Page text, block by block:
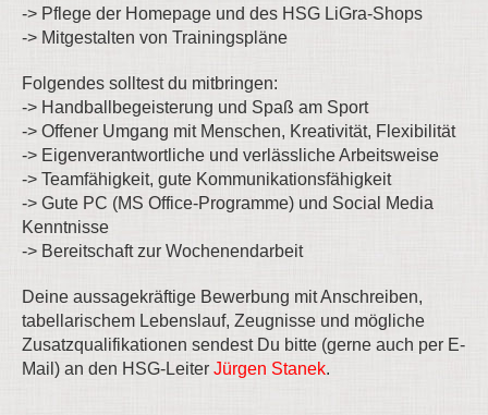
-> Pflege der Homepage und des HSG LiGra-Shops
-> Mitgestalten von Trainingspläne
Folgendes solltest du mitbringen:
-> Handballbegeisterung und Spaß am Sport
-> Offener Umgang mit Menschen, Kreativität, Flexibilität
-> Eigenverantwortliche und verlässliche Arbeitsweise
-> Teamfähigkeit, gute Kommunikationsfähigkeit
-> Gute PC (MS Office-Programme) und Social Media
Kenntnisse
-> Bereitschaft zur Wochenendarbeit
Deine aussagekräftige Bewerbung mit Anschreiben,
tabellarischem Lebenslauf, Zeugnisse und mögliche
Zusatzqualifikationen sendest Du bitte (gerne auch per E-
Mail) an den HSG-Leiter Jürgen Stanek.